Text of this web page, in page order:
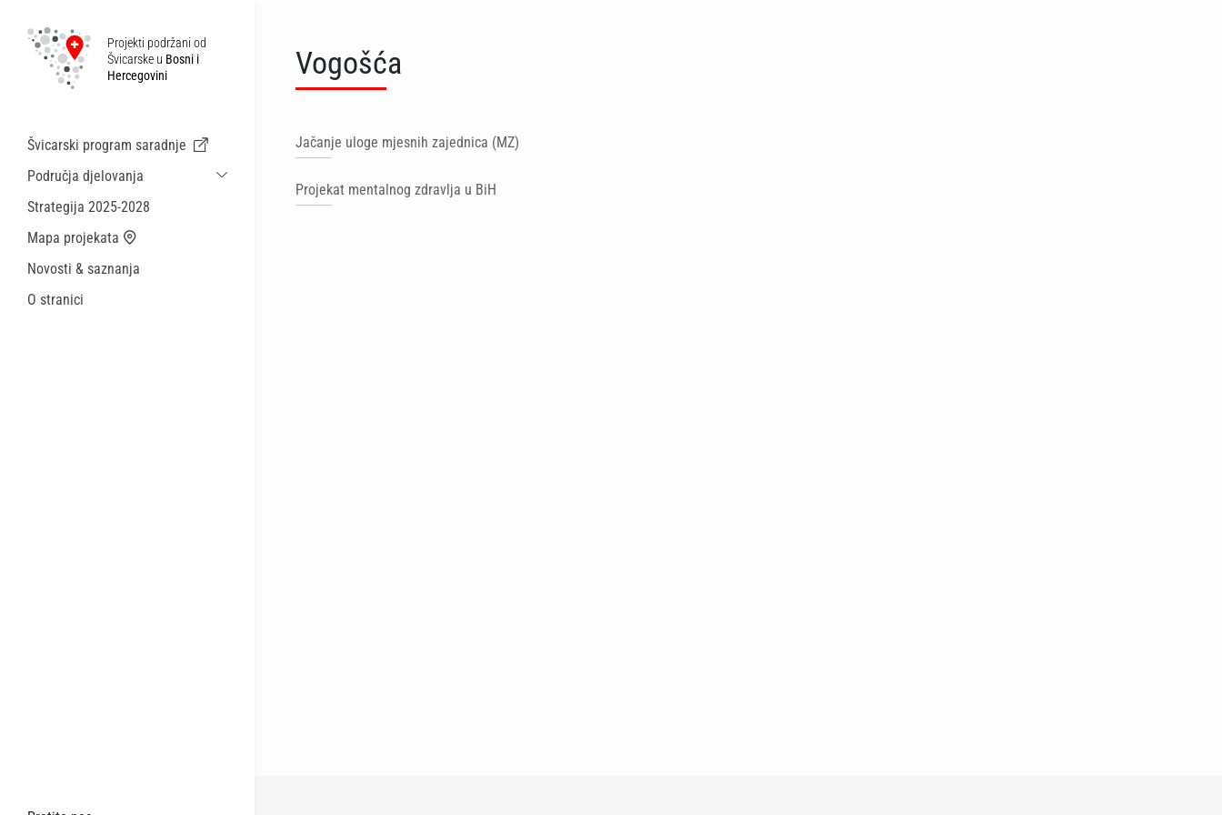
Projekti podržani od
Švicarske u Bosni i
Hercegovini
Švicarski program saradnje
Područja djelovanja
Održiva ekonomska saradnja i migracije
Strategija 2025-2028
Mapa projekata
Novosti & saznanja
O stranici
Vogošća
Jačanje uloge mjesnih zajednica (MZ)
Projekat mentalnog zdravlja u BiH